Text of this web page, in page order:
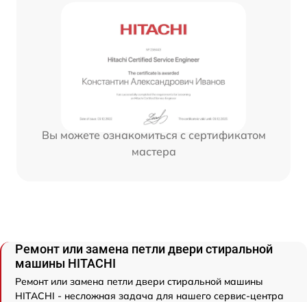
Вы можете ознакомиться с сертификатом
мастера
Ремонт или замена петли двери стиральной
машины HITACHI
Ремонт или замена петли двери стиральной машины
HITACHI - несложная задача для нашего сервис-центра